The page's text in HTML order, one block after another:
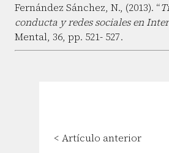
Fernández Sánchez, N., (2013). “
conducta y redes sociales en
Mental, 36, pp. 521- 527.
< Artículo anterior